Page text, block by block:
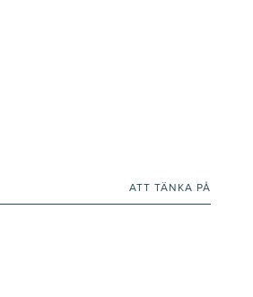
ATT TÄNKA PÅ